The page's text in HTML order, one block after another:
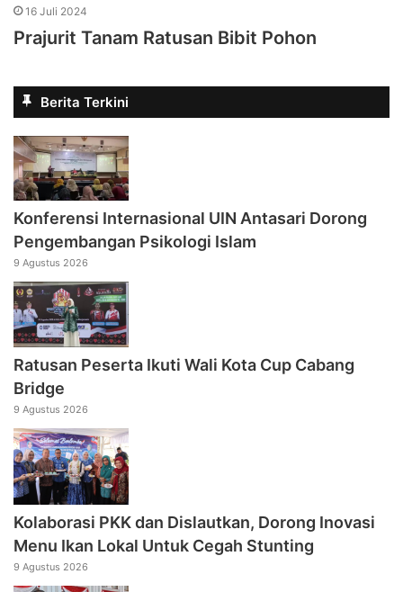
16 Juli 2024
Prajurit Tanam Ratusan Bibit Pohon
Berita Terkini
Konferensi Internasional UIN Antasari Dorong
Pengembangan Psikologi Islam
9 Agustus 2026
Ratusan Peserta Ikuti Wali Kota Cup Cabang
Bridge
9 Agustus 2026
Kolaborasi PKK dan Dislautkan, Dorong Inovasi
Menu Ikan Lokal Untuk Cegah Stunting
9 Agustus 2026